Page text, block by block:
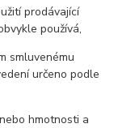
prodávající
používá,
smluvenému
určeno podle
hmotnosti a